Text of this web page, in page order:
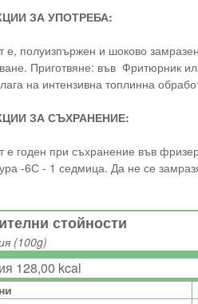
ЗА УПОТРЕБА:
е, полуизпържен и шоково
Приготвяне: във Фритюрник
на интензивна топлинна
ЗА СЪХРАНЕНИЕ:
е годен при съхранение във
-6С - 1 седмица. Да не се
стойности
(100g)
128,00 kcal